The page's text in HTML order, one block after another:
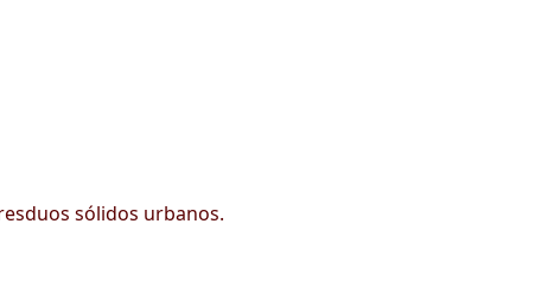
sólidos urbanos.